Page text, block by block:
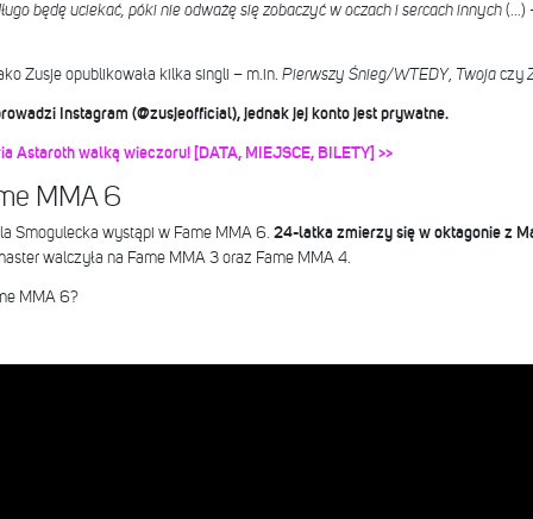
będę uciekać, póki nie odważę się zobaczyć w oczach i sercach innych(…)
Zusje opublikowała kilka singli – m.in. Pierwszy Śnieg/WTEDY, Twojaczy
Instagram (@zusjeofficial), jednak jej konto jest prywatne.
Astaroth walką wieczoru! [DATA, MIEJSCE, BILETY] >>
MMA 6
Smogulecka wystąpi w Fame MMA 6. 24-latka zmierzy się w oktagonie z
walczyła na Fame MMA 3 oraz Fame MMA 4.
MMA 6?